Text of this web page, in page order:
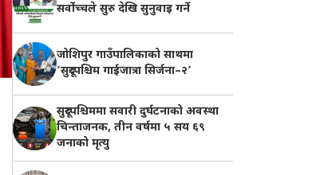
सर्वोच्चले सुरु देखि सुनुवाइ गर्ने
जोशिपुर गाउँपालिकाको साथमा
‘सुदूरपश्चिम गाईजात्रा सिर्जना–२’
सुदूरपश्चिममा सवारी दुर्घटनाको अवस्था
चिन्ताजनक, तीन वर्षमा ५ सय ६९
जनाको मृत्यु